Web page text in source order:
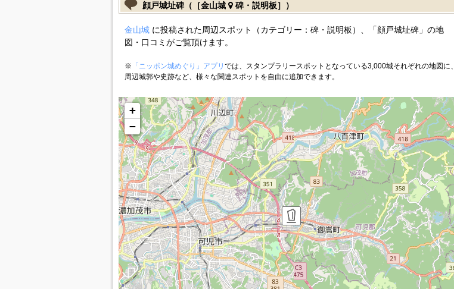
顔戸城址碑（［金山城 碑・説明板］）
金山城に投稿された周辺スポット（カテゴリー：碑・説明板）、「顔戸城址碑」の地
図・口コミがご覧頂けます。
※ 「ニッポン城めぐり」アプリ では、スタンプラリースポットとなっている3,000城それぞれの地図に、
周辺城郭や史跡など、様々な関連スポットを自由に追加できます。
+
−